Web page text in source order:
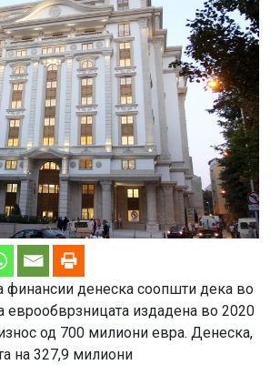
финансии денеска соопшти дека во
еврообврзницата издадена во 2020
од 700 милиони евра. Денеска,
на 327,9 милиони